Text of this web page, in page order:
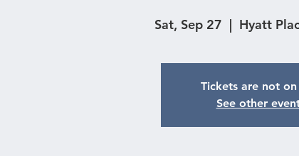
Sat, Sep 27
  |
Hyatt
Tickets are not on
See other